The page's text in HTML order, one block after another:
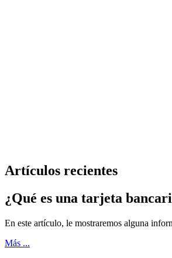
Artículos recientes
¿Qué es una tarjeta
En este artículo, le mostraremos alguna
Más ...